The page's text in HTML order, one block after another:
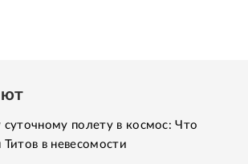
полету в космос: Что
Титов в невесомости